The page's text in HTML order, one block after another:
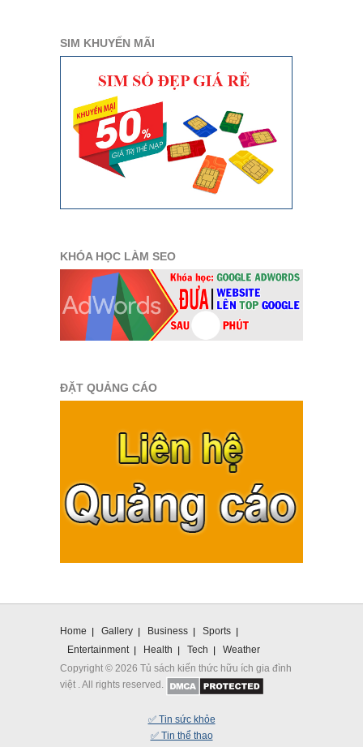
SIM KHUYẾN MÃI
KHÓA HỌC LÀM SEO
ĐẶT QUẢNG CÁO
Home Gallery Business
Sports
Entertainment
Health Tech
Weather
Copyright © 2026 Tủ sách kiến thức hữu ích gia đình
việt . All rights reserved.
✅ Tin sức khỏe
✅ Tin thể thao